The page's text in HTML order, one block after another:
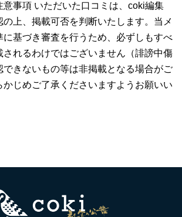
意事項 いただいた口コミは、coki編集
上、掲載可否を判断いたします。当メ
に基づき審査を行うため、必ずしもすべ
されるわけではございません（誹謗中傷
できないもの等は非掲載となる場合がご
かじめご了承くださいますようお願いい